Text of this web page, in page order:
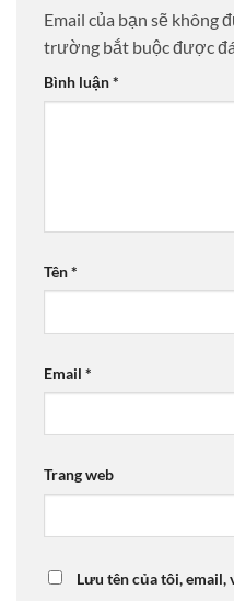
Email của bạn sẽ không
trường bắt buộc được
Bình luận*
Tên*
Email *
Trang web
Lưu tên của tôi,